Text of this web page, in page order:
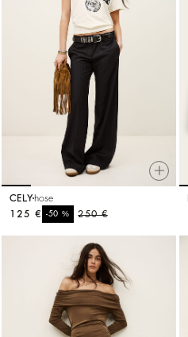
CELY hose
250 €
-50%
125 €